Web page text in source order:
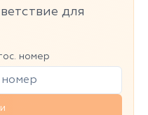
для
номер